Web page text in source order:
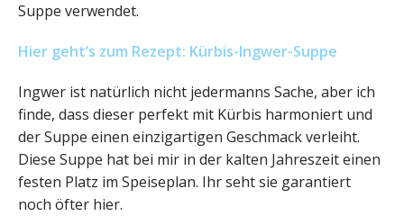
Suppe verwendet.
Hier geht’s zum Rezept: Kürbis-Ingwer-Suppe
Ingwer ist natürlich nicht jedermanns Sache, aber ich
finde, dass dieser perfekt mit Kürbis harmoniert und
der Suppe einen einzigartigen Geschmack verleiht.
Diese Suppe hat bei mir in der kalten Jahreszeit einen
festen Platz im Speiseplan. Ihr seht sie garantiert
noch öfter hier.